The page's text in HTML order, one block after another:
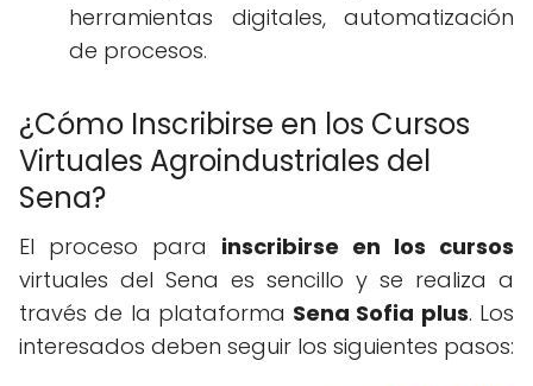
herramientas digitales, automatización
de procesos.
¿Cómo Inscribirse en los Cursos
Virtuales Agroindustriales del
Sena?
El proceso para inscribirse en los cursos
virtuales del Sena es sencillo y se realiza a
través de la plataforma Sena Sofia plus. Los
interesados deben seguir los siguientes pasos: